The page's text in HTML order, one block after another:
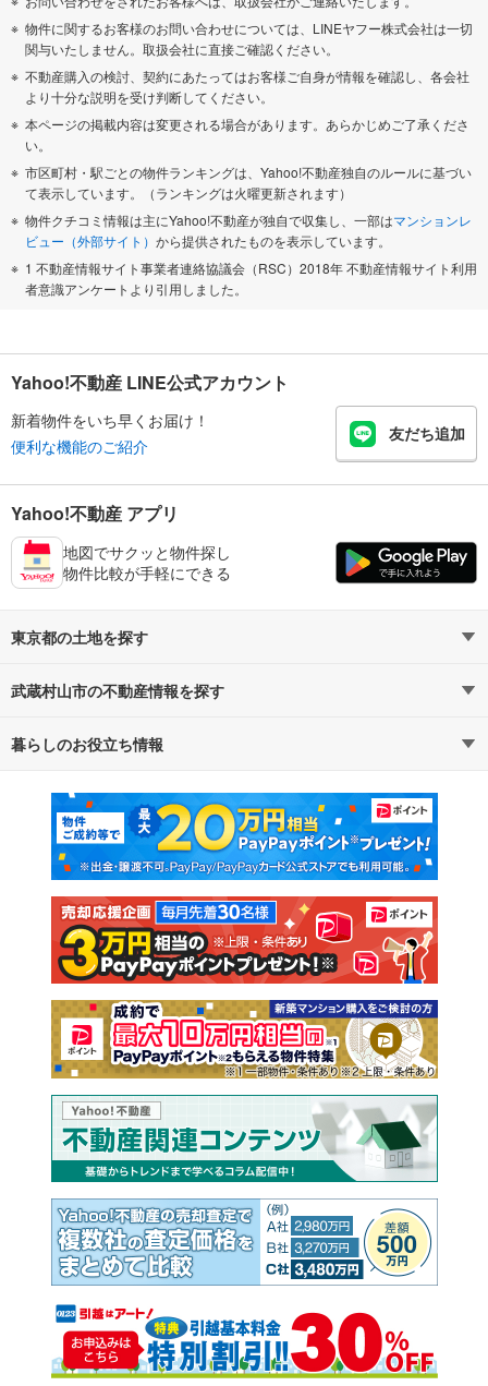
物件に関するお客様のお問い合わせについては、LINEヤフー株式会社は一切
関与いたしません。取扱会社に直接ご確認ください。
不動産購入の検討、契約にあたってはお客様ご自身が情報を確認し、各会社
より十分な説明を受け判断してください。
本ページの掲載内容は変更される場合があります。あらかじめご了承くださ
い。
市区町村・駅ごとの物件ランキングは、Yahoo!不動産独自のルールに基づい
て表示しています。（ランキングは火曜更新されます）
物件クチコミ情報は主にYahoo!不動産が独自で収集し、一部はマンションレ
ビュー（外部サイト） から提供されたものを表示しています。
1 不動産情報サイト事業者連絡協議会（RSC）2018年 不動産情報サイト利用
者意識アンケートより引用しました。
Yahoo!不動産 LINE公式アカウント
新着物件をいち早くお届け！
便利な機能のご紹介
友だち追加
Yahoo!不動産 アプリ
地図でサクッと物件探し
物件比較が手軽にできる
東京都の土地を探す
路線・駅から探す
通勤・通学時間から探す
武蔵村山市の不動産情報を探す
不動産・住宅
新築マンション 中古マンション
新築一戸建て 中古一戸建て
注文住宅 土地
売却査定
暮らしのお役立ち情報
マンションカタログ 教えて！住まいの先生